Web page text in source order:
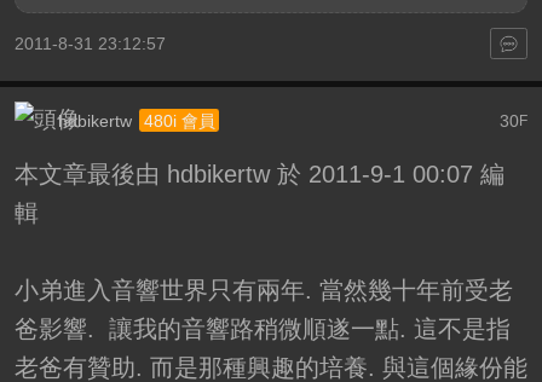
2011-8-31 23:12:57
30F
hdbikertw 480i 會員
本文章最後由 hdbikertw 於 2011-9-1 00:07 編
輯
小弟進入音響世界只有兩年. 當然幾十年前受老
爸影響. 讓我的音響路稍微順遂一點. 這不是指
老爸有贊助. 而是那種興趣的培養. 與這個緣份能